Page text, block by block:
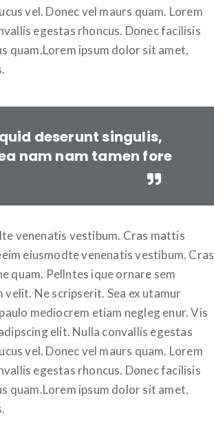
vel. Donec vel maurs quam. Lorem
egestas rhoncus. Donec facilisis
quam.Lorem ipsum dolor sit amet,
deserunt singulis,
nam nam tamen fore
venenatis vestibum. Cras mattis
eiusmodte venenatis vestibum. Cras
quam. Pellntes ique ornare sem
Ne scripserit. Sea ex utamur
mediocrem etiam negleg enur. Vis
elit. Nulla convallis egestas
vel. Donec vel maurs quam. Lorem
egestas rhoncus. Donec facilisis
quam.Lorem ipsum dolor sit amet,